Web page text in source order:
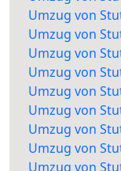
Umzug von
Umzug von
Umzug von
Umzug von
Umzug von
Umzug von
Umzug von
Umzug von
Umzug von